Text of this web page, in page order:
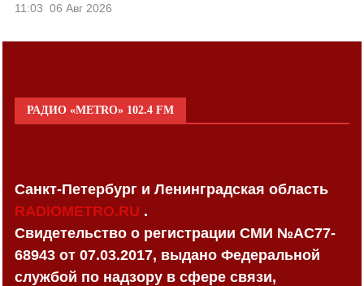
11:03 06 Авг 2026
РАДИО «METRO» 102.4 FM
Санкт-Петербург и Ленинградская область
RADIOMETRO.RU .
Свидетельство о регистрации СМИ №AC77-
68943 от 07.03.2017, выдано Федеральной
службой по надзору в сфере связи,